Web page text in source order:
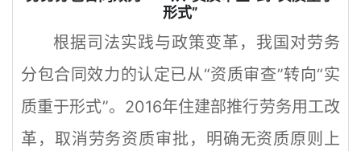
形式”
根据司法实践与政策变革，我国对劳务
分包合同效力的认定已从“资质审查”转向“实
质重于形式”。2016年住建部推行劳务用工改
革，取消劳务资质审批，明确无资质原则上